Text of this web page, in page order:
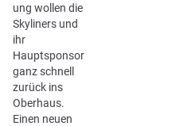
ung wollen die
Skyliners und
ihr
Hauptsponsor
ganz schnell
zurück ins
Oberhaus.
Einen neuen